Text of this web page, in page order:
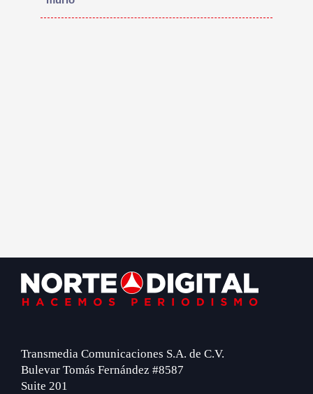
Footer
Transmedia Comunicaciones S.A. de C.V.
Bulevar Tomás Fernández #8587
Suite 201